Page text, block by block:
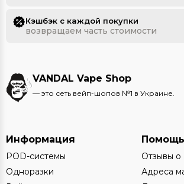
Кэшбэк с каждой покупки
возвращаем часть стоимости
VANDAL Vape Shop
— это сеть вейп-шопов №1 в Украине.
Информация
POD-системы
Одноразки
Помощь
Отзывы о
Адреса